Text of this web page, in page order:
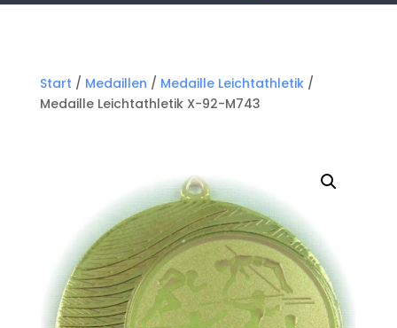
Start / Medaillen / Medaille Leichtathletik/
Medaille Leichtathletik X-92-M743